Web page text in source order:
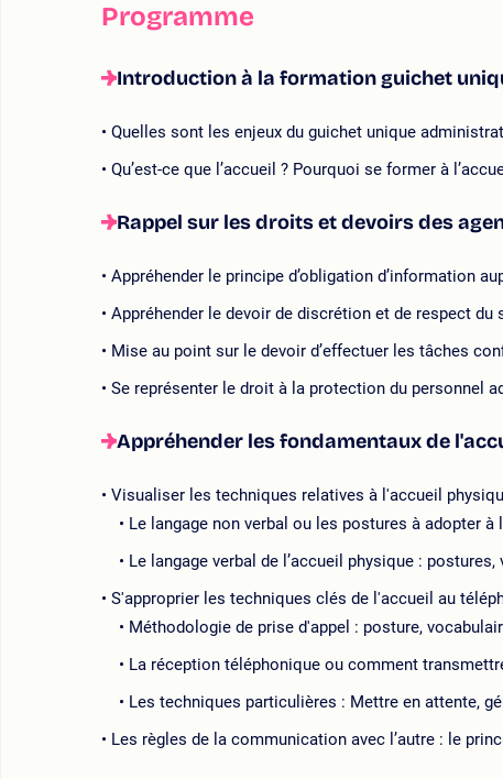
Programme
Introduction à la formation guichet
Quelles sont les enjeux du guichet unique
Qu’est-ce que l’accueil ? Pourquoi se former à
Rappel sur les droits et devoirs des
Appréhender le principe d’obligation d’information
Appréhender le devoir de discrétion et de respect du
Mise au point sur le devoir d’effectuer les tâches
Se représenter le droit à la protection du personnel
Appréhender les fondamentaux de
Visualiser les techniques relatives à l'accueil
Le langage non verbal ou les postures à adopter à
Le langage verbal de l’accueil physique : postures,
S'approprier les techniques clés de l'accueil au
Méthodologie de prise d'appel : posture,
La réception téléphonique ou comment
Les techniques particulières : Mettre en attente,
Les règles de la communication avec l’autre : le